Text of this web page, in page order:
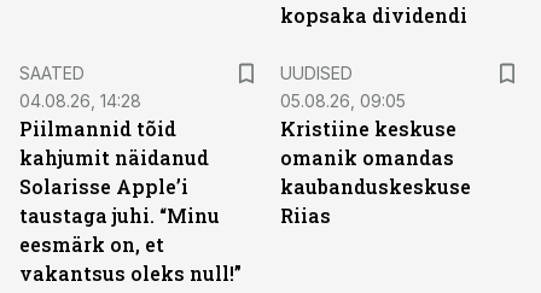
kopsaka dividendi
SAATED
04.08.26, 14:28
Piilmannid tõid
kahjumit näidanud
Solarisse Apple’i
taustaga juhi. “Minu
eesmärk on, et
vakantsus oleks null!”
UUDISED
05.08.26, 09:05
Kristiine keskuse
omanik omandas
kaubanduskeskuse
Riias